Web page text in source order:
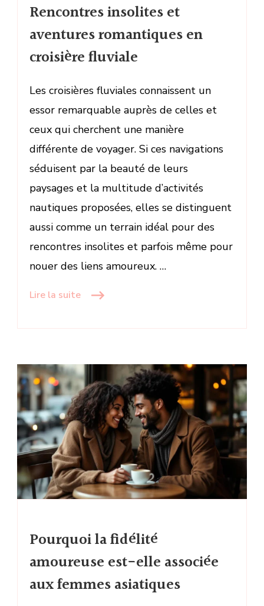
Rencontres insolites et
aventures romantiques en
croisière fluviale
Les croisières fluviales connaissent un
essor remarquable auprès de celles et
ceux qui cherchent une manière
différente de voyager. Si ces navigations
séduisent par la beauté de leurs
paysages et la multitude d’activités
nautiques proposées, elles se distinguent
aussi comme un terrain idéal pour des
rencontres insolites et parfois même pour
nouer des liens amoureux. …
Lire la suite
Pourquoi la fidélité
amoureuse est-elle associée
aux femmes asiatiques